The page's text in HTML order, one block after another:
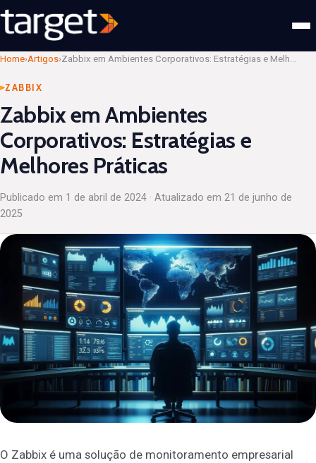
Home›Artigos› Zabbix em Ambientes Corporativos: Estratégias e Melhores Práticas
ZABBIX
Zabbix em Ambientes
Corporativos: Estratégias e
Melhores Práticas
Publicado em 1 de abril de 2024 · Atualizado em 21 de junho de
2025
O Zabbix é uma solução de monitoramento empresarial